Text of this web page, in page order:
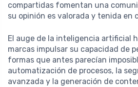
compartidas fomentan una
su opinión es valorada y tenida en
El auge de la inteligencia artificial
marcas impulsar su capacidad de
formas que antes parecían
automatización de procesos, la
avanzada y la generación de